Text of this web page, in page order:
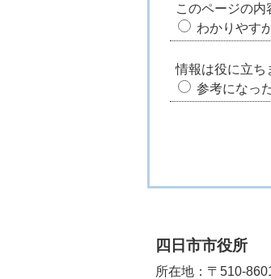
このページの内
わかりやす
情報は役に立ち
参考になっ
四日市市役所
所在地：〒510-